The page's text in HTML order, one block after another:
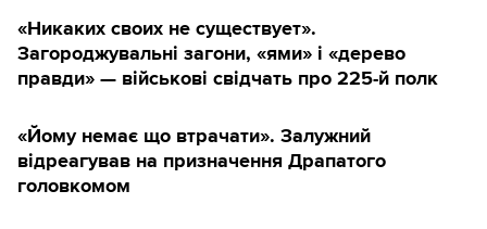
«Никаких своих не существует».
Загороджувальні загони, «ями» і «дерево
правди» — військові свідчать про 225-й полк
«Йому немає що втрачати». Залужний
відреагував на призначення Драпатого
головкомом